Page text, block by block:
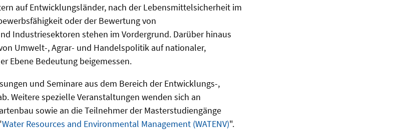
auf Entwicklungsländer, nach der Lebensmittelsicherheit im
oder der Bewertung von
Industriesektoren stehen im Vordergrund. Darüber hinaus
Umwelt-, Agrar- und Handelspolitik auf nationaler,
Ebene Bedeutung beigemessen.
und Seminare aus dem Bereich der Entwicklungs-,
Weitere spezielle Veranstaltungen wenden sich an
sowie an die Teilnehmer der Masterstudiengänge
Water Resources and Environmental Management (WATENV)".